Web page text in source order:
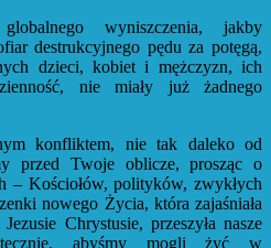
wyniszczenia, jakby
destrukcyjnego pędu za potęgą,
dzieci, kobiet i mężczyzn, ich
nie miały już żadnego
konfliktem, nie tak daleko od
przed Twoje oblicze, prosząc o
– Kościołów, polityków, zwykłych
nowego Życia, która zajaśniała
Chrystusie, przeszyła nasze
abyśmy mogli żyć w